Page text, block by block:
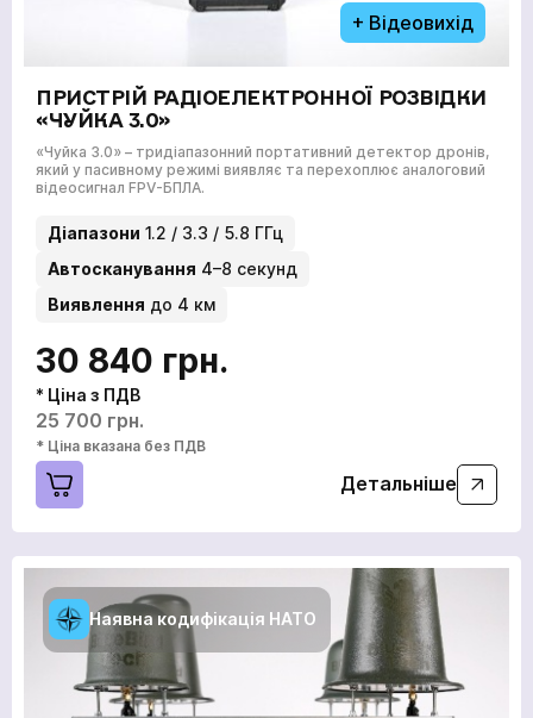
+ Відеовихід
ПРИСТРІЙ РАДІОЕЛЕКТРОННОЇ РОЗВІДКИ
«ЧУЙКА 3.0»
«Чуйка 3.0» – тридіапазонний портативний детектор дронів,
який у пасивному режимі виявляє та перехоплює аналоговий
відеосигнал FPV-БПЛА.
Діапазони 1.2 / 3.3 / 5.8 ГГц
Автосканування 4–8 секунд
Виявлення до 4 км
30 840 грн.
* Ціна з ПДВ
25 700 грн.
* Ціна вказана без ПДВ
Детальніше
Наявна кодифікація НАТО